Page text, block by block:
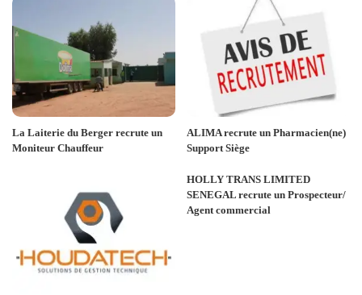
La Laiterie du Berger recrute un
Moniteur Chauffeur
ALIMA recrute un Pharmacien(ne)
Support Siège
HOLLY TRANS LIMITED
SENEGAL recrute un Prospecteur/
Agent commercial